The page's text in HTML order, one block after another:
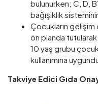
bulunurken; C, D,
bağışıklık
Çocukların
ön planda tutularak
10 yaş grubu
kullanımına
Takviye Edici Gıda